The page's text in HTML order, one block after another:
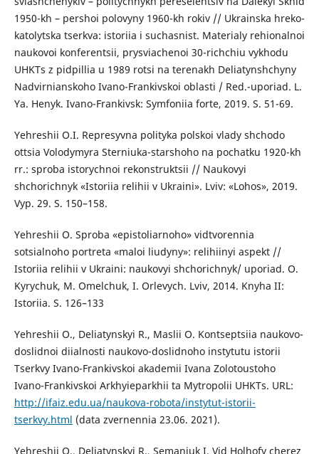
1950-kh – pershoi polovyny 1960-kh rokiv // Ukrainska hreko-
katolytska tserkva: istoriia i suchasnist. Materialy rehionalnoi
naukovoi konferentsii, prysviachenoi 30-richchiu vykhodu
UHKTs z pidpillia u 1989 rotsi na terenakh Deliatynshchyny
Nadvirnianskoho Ivano-Frankivskoi oblasti / Red.-uporiad. L.
Ya. Henyk. Ivano-Frankivsk: Symfoniia forte, 2019. S. 51-69.
Yehreshii O.I. Represyvna polityka polskoi vlady shchodo
ottsia Volodymyra Sterniuka-starshoho na pochatku 1920-kh
rr.: sproba istorychnoi rekonstruktsii // Naukovyi
shchorichnyk «Istoriia relihii v Ukraini». Lviv: «Lohos», 2019.
Vyp. 29. S. 150–158.
Yehreshii O. Sproba «epistoliarnoho» vidtvorennia
sotsialnoho portreta «maloi liudyny»: relihiinyi aspekt //
Istoriia relihii v Ukraini: naukovyi shchorichnyk/ uporiad. O.
Kyrychuk, M. Omelchuk, I. Orlevych. Lviv, 2014. Knyha II:
Istoriia. S. 126–133
Yehreshii O., Deliatynskyi R., Maslii O. Kontseptsiia naukovo-
doslidnoi diialnosti naukovo-doslidnoho instytutu istorii
Tserkvy Ivano-Frankivskoi akademii Ivana Zolotoustoho
Ivano-Frankivskoi Arkhyieparkhii ta Mytropolii UHKTs. URL:
http://ifaiz.edu.ua/naukova-robota/instytut-istorii-
tserkvy.html (data zvernennia 23.06. 2021).
Yehreshii O., Deliatynskyi R., Semaniuk I. Vid Holhofy cherez